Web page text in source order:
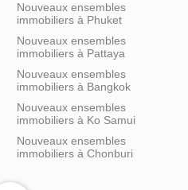
Nouveaux ensembles
immobiliers à Phuket
Nouveaux ensembles
immobiliers à Pattaya
Nouveaux ensembles
immobiliers à Bangkok
Nouveaux ensembles
immobiliers à Ko Samui
Nouveaux ensembles
immobiliers à Chonburi